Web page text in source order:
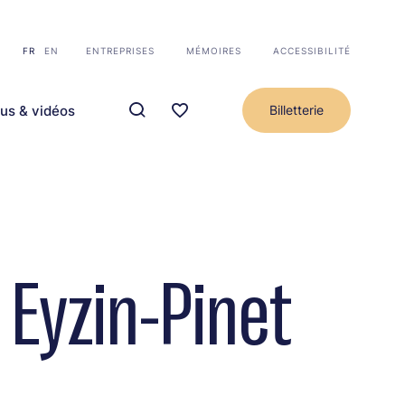
FR EN ENTREPRISES MÉMOIRES ACCESSIBILITÉ
& vidéos Billetterie
Pinet